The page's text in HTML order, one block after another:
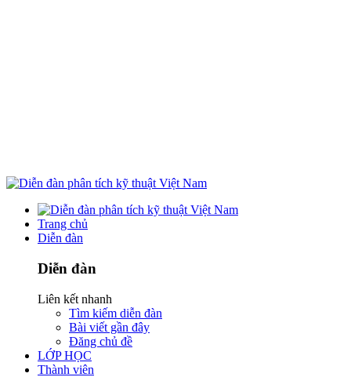
Trang chủ
Diễn đàn
Diễn đàn
Liên kết nhanh
Tìm kiếm diễn đàn
Bài viết gần đây
Đăng chủ đề
LỚP HỌC
Thành viên